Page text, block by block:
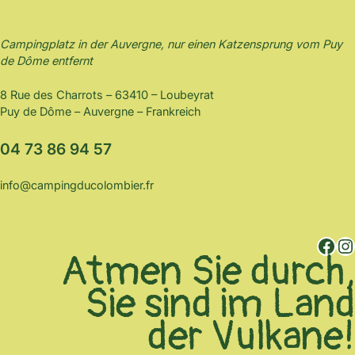
Campingplatz in der Auvergne, nur einen Katzensprung vom Puy
de Dôme entfernt
8 Rue des Charrots – 63410 – Loubeyrat
Puy de Dôme – Auvergne – Frankreich
04 73 86 94 57
info@campingducolombier.fr
Facebook Instagram
Atmen Sie durch,
Sie sind im Land
der Vulkane!